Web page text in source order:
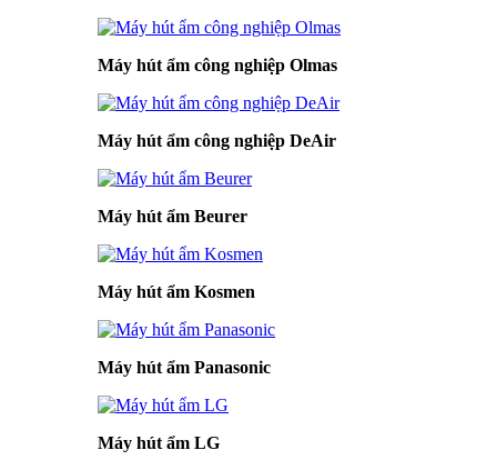
Máy hút ẩm công nghiệp Olmas
Máy hút ẩm công nghiệp DeAir
Máy hút ẩm Beurer
Máy hút ẩm Kosmen
Máy hút ẩm Panasonic
Máy hút ẩm LG